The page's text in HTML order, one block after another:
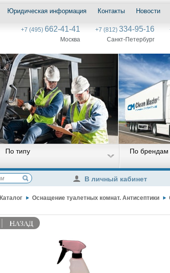
Юридическая информация Контакты Новости
+7 (495) 662-41-41
Москва
+7 (812) 334-95-16
Санкт-Петербург
По типу По брендам
В личный кабинет
Каталог Оснащение туалетных комнат. Антисептики